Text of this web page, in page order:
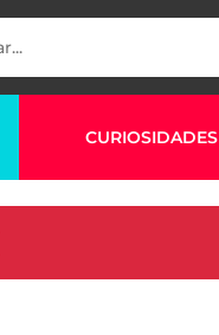
CURIOSIDADES